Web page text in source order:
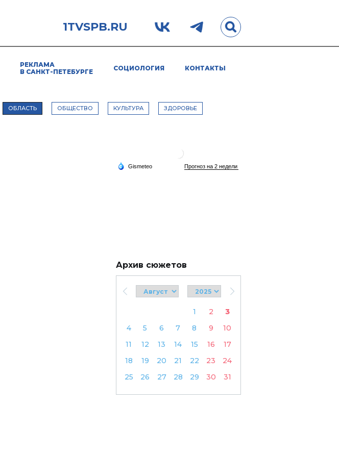
1TVSPB.RU
РЕКЛАМА
В САНКТ-ПЕТЕБУРГЕ
СОЦИОЛОГИЯ КОНТАКТЫ
ОБЛАСТЬ ОБЩЕСТВО КУЛЬТУРА ЗДОРОВЬЕ
Архив сюжетов
1 2
3
4
5 6 7 8 9
10
11
12 13 14 15 16
17
18
19 20 21 22 23
24
25
26 27 28 29 30 31